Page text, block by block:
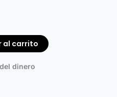
al carrito
dinero